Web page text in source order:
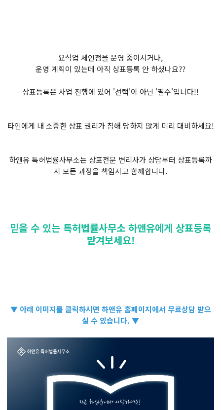
요식업 체인점을 운영 중이시거나,
운영 계획이 있는데 아직 상표등록 안 하셨나요??
상표등록은 사업 진행에 있어 '선택'이 아닌 '필수'입니다!!
타인에게 내 소중한 상표 권리가 침해 당하지 않게 미리 대비하세요!
하앤유 특허법률사무소는 상표전문 변리사가 상담부터 상표등록까
지 모든 과정을 책임지고 함께합니다.
믿을 수 있는 특허법률사무소 하앤유에게 상표등록
맡겨보세요!
▼ 아래 이미지를 클릭하시면 하앤유 홈페이지에서 무료상담 받으
실 수 있습니다. ▼